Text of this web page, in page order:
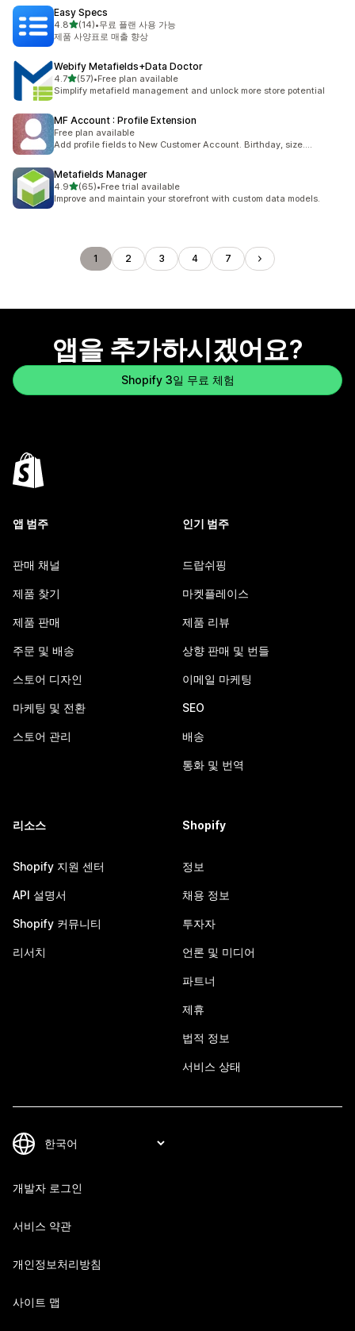
Easy Specs
4.8별 5개 중
(14)
총 리뷰 14개
•무료 플랜 사용 가능
제품 사양표로 매출 향상
Webify Metafields+Data Doctor
4.7별 5개 중
(57)
총 리뷰 57개
•Free plan available
Simplify metafield management and unlock more store potential
MF Account : Profile Extension
Free plan available
Add profile fields to New Customer Account. Birthday, size....
Metafields Manager
4.9별 5개 중
(65)
총 리뷰 65개
•Free trial available
Improve and maintain your storefront with custom data models.
1 2 3 4 7
앱을 추가하시겠어요?
Shopify 3일 무료 체험
앱 범주
판매 채널
제품 찾기
제품 판매
주문 및 배송
스토어 디자인
마케팅 및 전환
스토어 관리
인기 범주
드랍쉬핑
마켓플레이스
제품 리뷰
상향 판매 및 번들
이메일 마케팅
SEO
배송
통화 및 번역
리소스
Shopify 지원 센터
API 설명서
Shopify 커뮤니티
리서치
Shopify
정보
채용 정보
투자자
언론 및 미디어
파트너
제휴
법적 정보
서비스 상태
개발자 로그인
서비스 약관
개인정보처리방침
사이트 맵